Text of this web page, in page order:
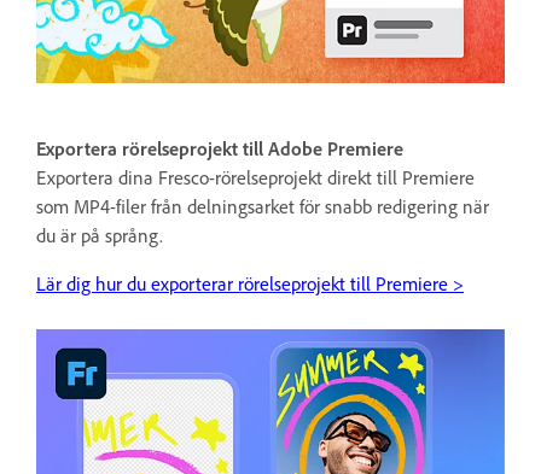
Exportera rörelseprojekt till Adobe Premiere
Exportera dina Fresco-rörelseprojekt direkt till Premiere
som MP4-filer från delningsarket för snabb redigering när
du är på språng.
Lär dig hur du exporterar rörelseprojekt till Premiere >